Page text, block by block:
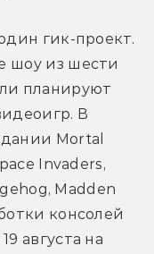
гик-проект.
шоу из шести
планируют
В
Mortal
Invaders,
Madden
консолей
августа на